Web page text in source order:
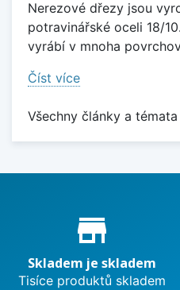
Nerezové dřezy jsou
potravinářské oceli 18/
vyrábí v mnoha
Číst více
Všechny články a
Proč nakupovat u nás?
store_mall_directory
Skladem je skladem
Tisíce produktů skladem